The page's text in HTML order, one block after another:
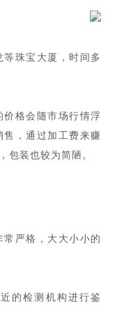
珠宝大厦，时间多
格会随市场行情浮
，通过加工费来赚
包装也较为简陋。
严格，大大小小的
的检测机构进行鉴